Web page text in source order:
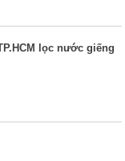
lọc nước giếng